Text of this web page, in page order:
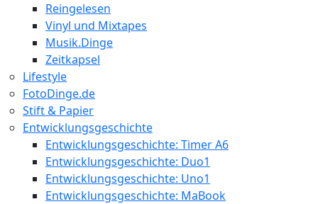
Reingelesen
Vinyl und Mixtapes
Musik.Dinge
Zeitkapsel
Lifestyle
FotoDinge.de
Stift & Papier
Entwicklungsgeschichte
Entwicklungsgeschichte: Timer A6
Entwicklungsgeschichte: Duo1
Entwicklungsgeschichte: Uno1
Entwicklungsgeschichte: MaBook